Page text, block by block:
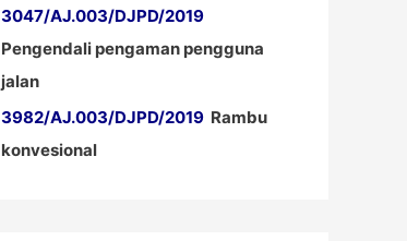
3047/AJ.003/DJPD/2019
Pengendali pengaman pengguna
jalan
3982/AJ.003/DJPD/2019 Rambu
konvesional